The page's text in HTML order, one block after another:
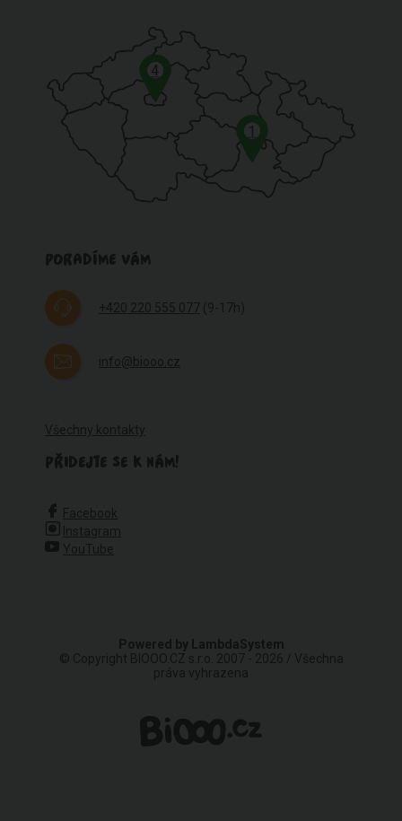
1
4
PORADÍME VÁM
+420 220 555 077 (9-17h)
info@biooo.cz
Všechny kontakty
PŘIDEJTE SE K NÁM!
Facebook
Instagram
YouTube
Powered by LambdaSystem
© Copyright BIOOO.CZ s.r.o. 2007 - 2026 / Všechna
práva vyhrazena